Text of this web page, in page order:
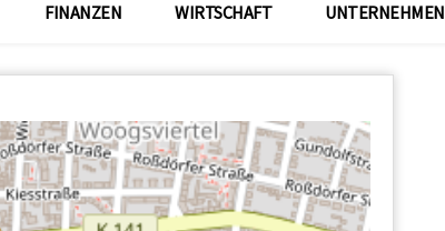
FINANZEN WIRTSCHAFT UNTERNEHMEN